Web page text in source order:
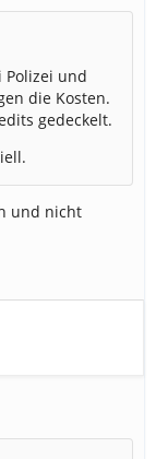
Polizei und
die Kosten.
gedeckelt.
und nicht